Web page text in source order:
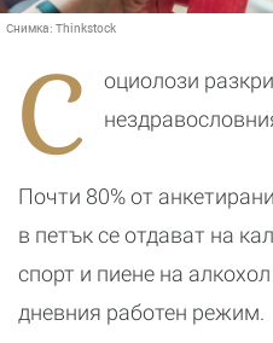
Снимка: Thinkstock
С
оциолози
Почти 80% от
в петък се отдават на
спорт и пиене на
дневния работен режим.